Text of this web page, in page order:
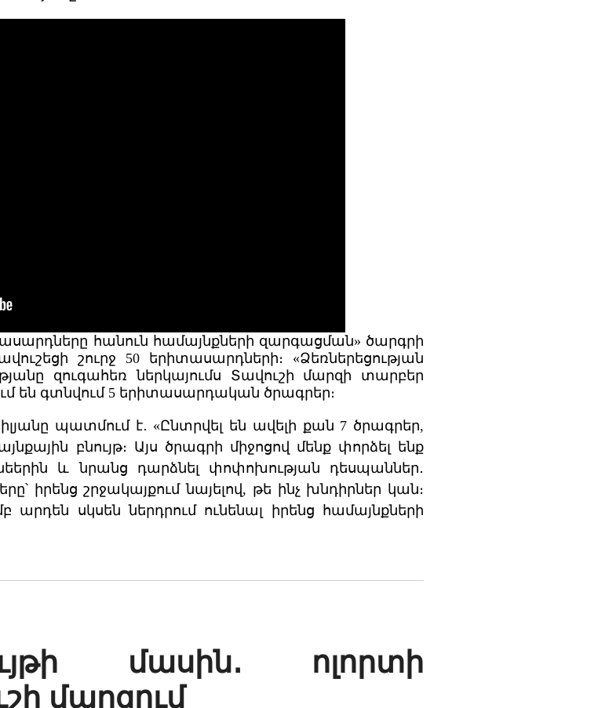
հանուն համայնքների զարգացման» ծարգրի
շուրջ 50 երիտասարդների։ «Ձեռներեցության
զուգահեռ ներկայումս Տավուշի մարզի տարբեր
են գտնվում 5 երիտասարդական ծրագրեր։
պատմում է․ «Ընտրվել են ավելի քան 7 ծրագրեր,
բնույթ։ Այս ծրագրի միջոցով մենք փորձել ենք
և նրանց դարձնել փոփոխության դեսպաններ․
իրենց շրջակայքում նայելով, թե ինչ խնդիրներ կան։
սկսեն ներդրում ունենալ իրենց համայնքների
մասին․ ոլորտի
մարզում